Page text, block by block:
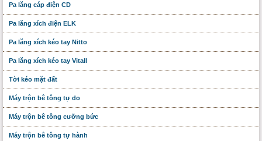
Pa lăng cáp điện CD
Pa lăng xích điện ELK
Pa lăng xích kéo tay Nitto
Pa lăng xích kéo tay Vitall
Tời kéo mặt đất
Máy trộn bê tông tự do
Máy trộn bê tông cưỡng bức
Máy trộn bê tông tự hành